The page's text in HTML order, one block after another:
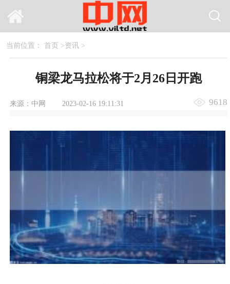
当前位置： 首页 >资讯>
铜梁龙马拉松将于2月26日开跑
来源：中网 2023-02-16 19:11:31 9618